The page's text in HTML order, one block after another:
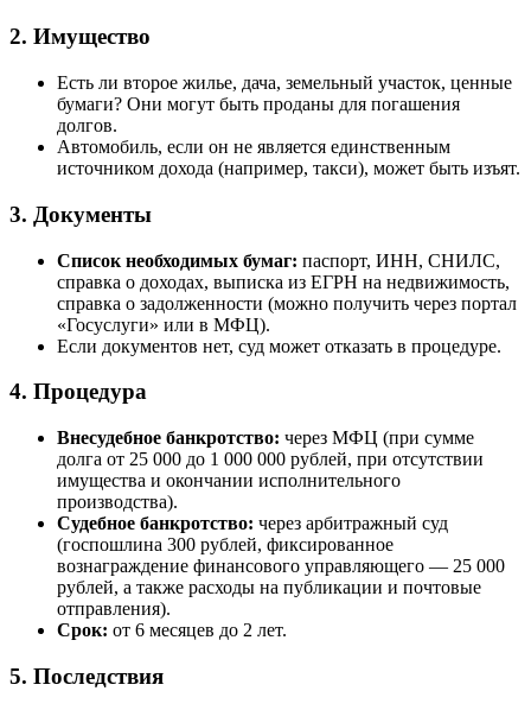
2. Имущество
Есть ли второе жилье, дача, земельный участок, ценные
бумаги? Они могут быть проданы для погашения
долгов.
Автомобиль, если он не является единственным
источником дохода (например, такси), может быть изъят.
3. Документы
Список необходимых бумаг: паспорт, ИНН, СНИЛС,
справка о доходах, выписка из ЕГРН на недвижимость,
справка о задолженности (можно получить через портал
«Госуслуги» или в МФЦ).
Если документов нет, суд может отказать в процедуре.
4. Процедура
Внесудебное банкротство: через МФЦ (при сумме
долга от 25 000 до 1 000 000 рублей, при отсутствии
имущества и окончании исполнительного
производства).
Судебное банкротство: через арбитражный суд
(госпошлина 300 рублей, фиксированное
вознаграждение финансового управляющего — 25 000
рублей, а также расходы на публикации и почтовые
отправления).
Срок: от 6 месяцев до 2 лет.
5. Последствия